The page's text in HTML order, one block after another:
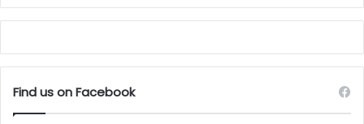
Find us on Facebook